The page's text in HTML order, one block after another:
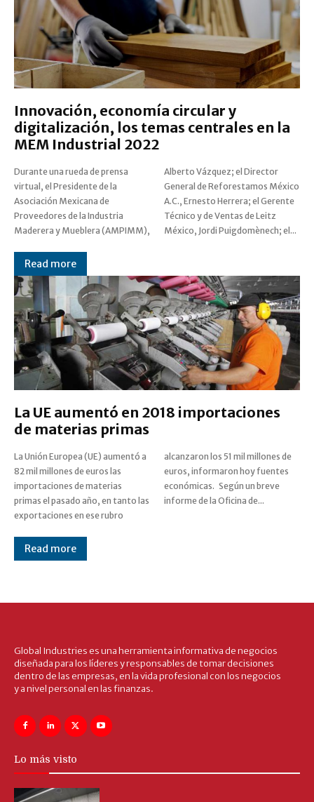
Innovación, economía circular y
digitalización, los temas centrales en la
MEM Industrial 2022
Durante una rueda de prensa
virtual, el Presidente de la
Asociación Mexicana de
Proveedores de la Industria
Maderera y Mueblera (AMPIMM),
Alberto Vázquez; el Director
General de Reforestamos México
A.C., Ernesto Herrera; el Gerente
Técnico y de Ventas de Leitz
México, Jordi Puigdomènech; el...
Read more
La UE aumentó en 2018 importaciones
de materias primas
La Unión Europea (UE) aumentó a
82 mil millones de euros las
importaciones de materias
primas el pasado año, en tanto las
exportaciones en ese rubro
alcanzaron los 51 mil millones de
euros, informaron hoy fuentes
económicas. Según un breve
informe de la Oficina de...
Read more
Global Industries es una herramienta informativa de negocios
diseñada para los líderes y responsables de tomar decisiones
dentro de las empresas, en la vida profesional con los negocios
y a nivel personal en las finanzas.
Lo más visto